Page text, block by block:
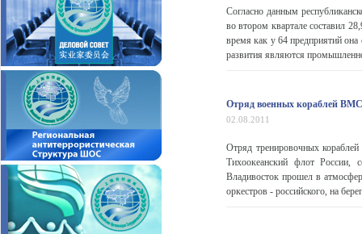
Согласно данным
во втором квартале составил
время как у 64 предприятий она
развития являются
Отряд военных кораблей
02.08.2011
Отряд тренировочных
Тихоокеанский флот России,
Владивосток прошел в
оркестров - российского, на